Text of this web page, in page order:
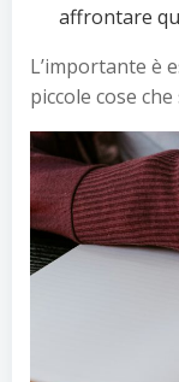
affrontare
L’importante è
piccole cose